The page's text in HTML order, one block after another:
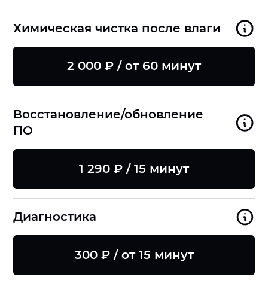
Химическая чистка после влаги
2 000 ₽ / от 60 минут
Восстановление/обновление
ПО
1 290 ₽ / 15 минут
Диагностика
300 ₽ / от 15 минут